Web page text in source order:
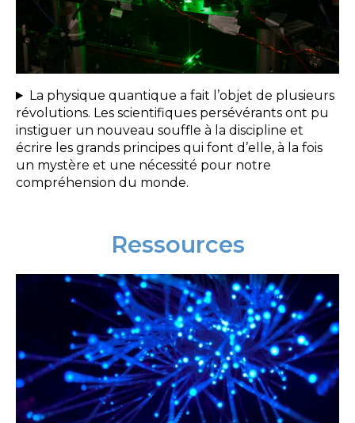
La physique quantique a fait l’objet de plusieurs
révolutions. Les scientifiques persévérants ont pu
instiguer un nouveau souffle à la discipline et
écrire les grands principes qui font d’elle, à la fois
un mystère et une nécessité pour notre
compréhension du monde.
Ressources